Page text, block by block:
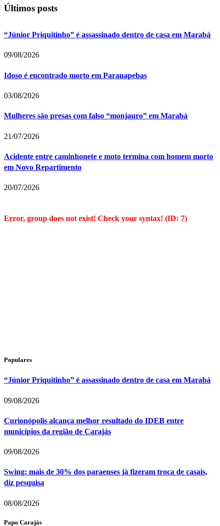
Últimos posts
“Júnior Priquitinho” é assassinado dentro de casa em Marabá
09/08/2026
Idoso é encontrado morto em Parauapebas
03/08/2026
Mulheres são presas com falso “monjauro” em Marabá
21/07/2026
Acidente entre caminhonete e moto termina com homem morto
em Novo Repartimento
20/07/2026
Error, group does not exist! Check your syntax! (ID: 7)
Populares
“Júnior Priquitinho” é assassinado dentro de casa em Marabá
09/08/2026
Curionópolis alcança melhor resultado do IDEB entre
municípios da região de Carajás
09/08/2026
Swing: mais de 30% dos paraenses já fizeram troca de casais,
diz pesquisa
08/08/2026
Papo Carajás